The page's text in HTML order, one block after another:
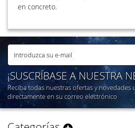
en concreto.
¡SUSCRÍBASE A NUESTRA
Reciba todas nuestras ofertas y novedades
directamente en su correo electrónico